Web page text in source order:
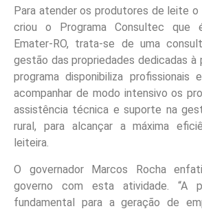
Para atender os produtores de leite
criou o Programa Consultec que
Emater-RO, trata-se de uma
gestão das propriedades dedicadas à
programa disponibiliza profissionais
acompanhar de modo intensivo os
assistência técnica e suporte na
rural, para alcançar a máxima
leiteira.
O governador Marcos Rocha
governo com esta atividade. “A
fundamental para a geração de